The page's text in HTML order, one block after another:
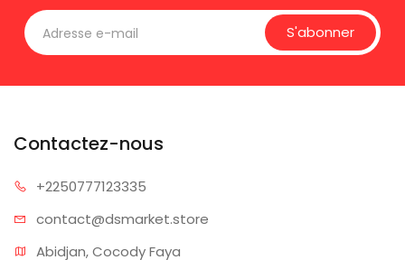
S'abonner
Contactez-nous
+2250777123335
contact@dsmarket.store
Abidjan, Cocody Faya